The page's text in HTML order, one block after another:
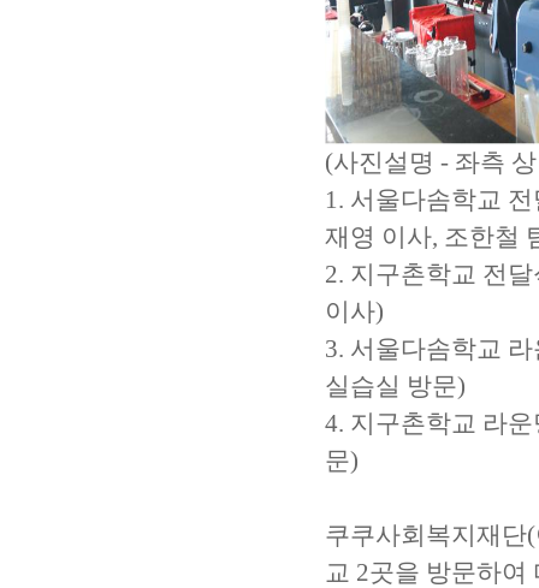
(사진설명 - 좌측
1. 서울다솜학교
재영 이사, 조한철
2. 지구촌학교 전
이사)
3. 서울다솜학교
실습실 방문)
4. 지구촌학교 라
문)
쿠쿠사회복지재단
교 2곳을 방문하여